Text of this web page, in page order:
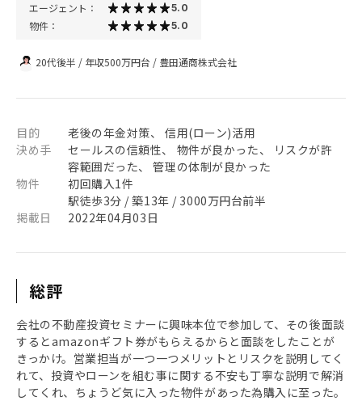
エージェント： 5.0
物件： 5.0
20代後半 / 年収500万円台 / 豊田通商株式会社
目的
老後の年金対策、 信用(ローン)活用
決め手
セールスの信頼性、 物件が良かった、 リスクが許
容範囲だった、 管理の体制が良かった
物件
初回購入1件
駅徒歩3分 / 築13年 / 3000万円台前半
掲載日
2022年04月03日
総評
会社の不動産投資セミナーに興味本位で参加して、その後面談
するとamazonギフト券がもらえるからと面談をしたことが
きっかけ。営業担当が一つ一つメリットとリスクを説明してく
れて、投資やローンを組む事に関する不安も丁寧な説明で解消
してくれ、ちょうど気に入った物件があった為購入に至った。